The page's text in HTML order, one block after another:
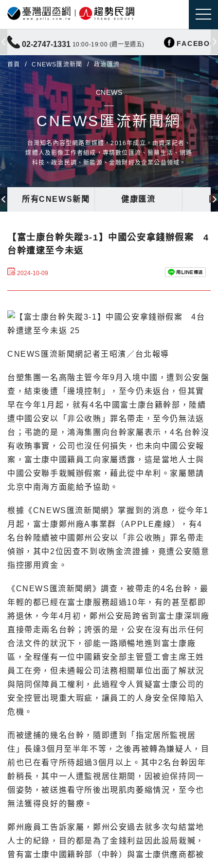
02-2747-1331 10:00-19:00 (週一至週五)
首頁 CNEWS匯流新聞 政治匯流
CNEWS
CNEWS匯流新聞網
台灣知名內容型網路新媒體，2016年成立，由資深記者、
媒體人及影像工作者組成，專精數位匯流、醫藥生活、網路
科技、政治民調、新能源、金融財經及企業公益領域。
所有CNEWS新聞 健康匯流
【富士康台幹失蹤3-1】中國公安拿錢辦假案 4
台幹遭逮至今未返
2024-10-09
CNEWS匯流新聞網記者王昭濱／台北報導
台塑集團一名高階主管今年9月入境中國，遭到公安盤
查，結束後遭「邊境控制」，至今仍未返台，但其實
早在今年1月起，就有4名中國富士康台籍幹部，陸續
遭中國公安以「非公收賄」罪名帶走，至今仍無法返
台；弔詭的是，鴻海集團向台幹家屬表示，4名台幹沒
有收賄事實，公司也沒任何損失，也未向中國公安報
案，富士康中國籍員工向家屬透露，這是當地人士與
中國公安聯手栽贓辦假案，藉此從中牟利。家屬懇請
北京中南海方面能給予協助。
根據《CNEWS匯流新聞網》掌握到的消息，從今年1
月起，富士康鄭州廠A事業群（APPLE產線），有4
名台幹陸續被中國鄭州公安以「非公收賄」罪名帶走
偵辦，其中2位因查不到收賄金流證據，竟遭公安隨意
指控挪用資金。
《CNEWS匯流新聞網》調查，被帶走的4名台幹，最
年輕的都已經在富士康服務超過10年，有的甚至都即
將退休，今年4月初，鄭州公安局跨省到富士康深圳廠
直接帶走兩名台幹；誇張的是，公安在沒有出示任何
合法文件的狀況下，卻能一路順暢地進到富士康廠
區，全程僅有一位中國籍安全部主管暨工會主席王姓
員工在旁，但未通報公司法務相關單位出面了解狀況
與陪同保障員工權利，此過程令人質疑富士康公司的
安全控管出現重大瑕疵，讓員工的人身安全保障陷入
危機。
而被逮捕的幾名台幹，隨即遭到「指定居所監視居
住」長達3個月至半年不等，之後再被轉為嫌疑人，目
前也已在看守所待超過3個月以上。其中2名台幹因年
齡稍長，其中一人遭監視居住期間，因被迫保持同一
個姿勢，被送進看守所後出現肌肉萎縮情況，至今也
無法獲得良好的醫療。
鄭州廠員工告訴家屬，鄭州公安過去就多次勾結當地
人士的紀錄，目的都是為了金錢利益因此設局栽贓，
曾有富士康中國籍幹部（中幹）與富士康供應商都被